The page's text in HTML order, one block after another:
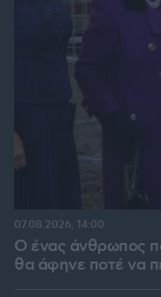
Ο ένας άνθρωπος
θα άφηνε ποτέ να
07.08.2026, 14:00